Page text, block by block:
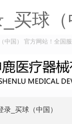
买球（
中国） 官方网站！全国
_买球（中国）